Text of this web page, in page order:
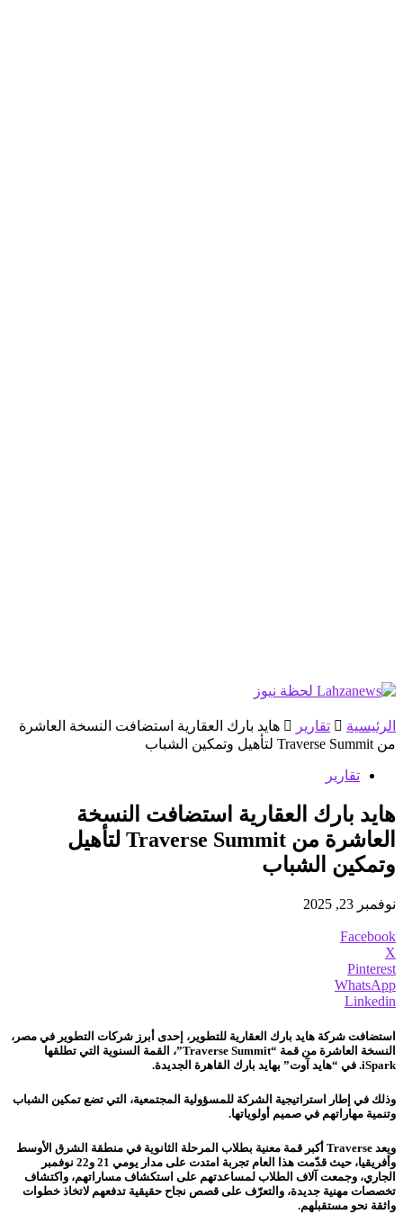
الرئيسية تقارير
هايد بارك العقارية استضافت النسخة العاشرة
من Traverse Summit لتأهيل وتمكين الشباب
تقارير
هايد بارك العقارية استضافت النسخة
العاشرة من Traverse Summit لتأهيل
وتمكين الشباب
نوفمبر 23, 2025
Facebook
X
Pinterest
WhatsApp
Linkedin
استضافت شركة هايد بارك العقارية للتطوير، إحدى أبرز شركات التطوير في مصر،
النسخة العاشرة من قمة “Traverse Summit”، القمة السنوية التي تطلقها
iSpark. في “هايد آوت” بهايد بارك القاهرة الجديدة.
وذلك في إطار استراتيجية الشركة للمسؤولية المجتمعية، التي تضع تمكين الشباب
وتنمية مهاراتهم في صميم أولوياتها.
ويعد Traverse أكبر قمة معنية بطلاب المرحلة الثانوية في منطقة الشرق الأوسط
وأفريقيا، حيث قدّمت هذا العام تجربة امتدت على مدار يومي 21 و22 نوفمبر
الجاري، وجمعت آلاف الطلاب لمساعدتهم على استكشاف مساراتهم، واكتشاف
تخصصات مهنية جديدة، والتعرّف على قصص نجاح حقيقية تدفعهم لاتخاذ خطوات
واثقة نحو مستقبلهم.